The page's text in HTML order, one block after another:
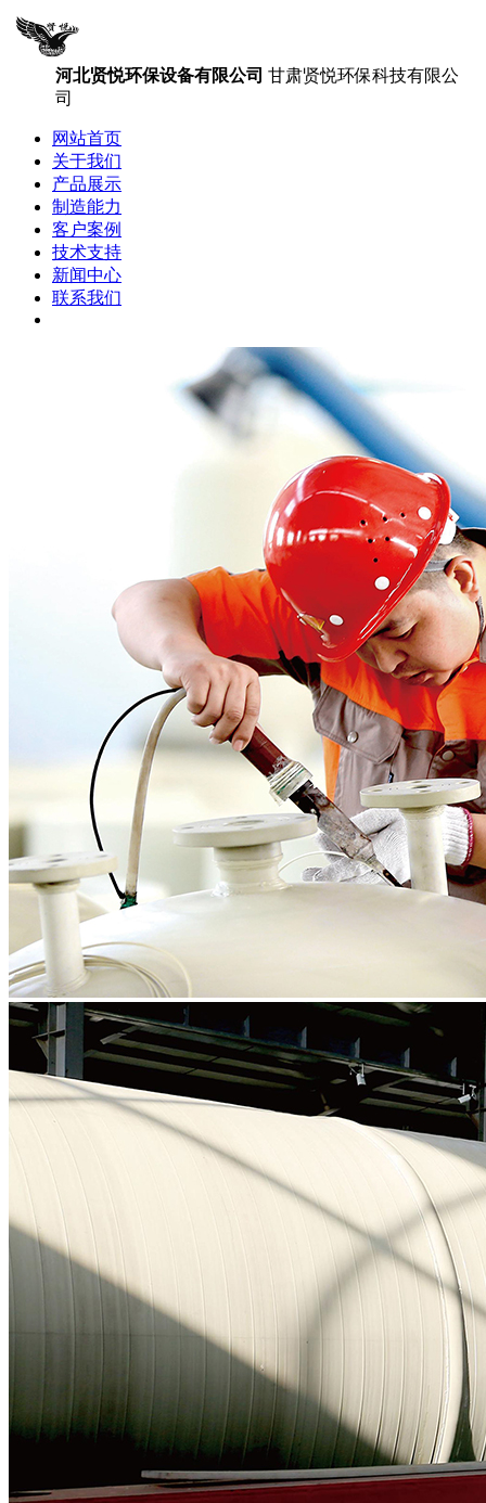
河北贤悦环保设备有限公司 甘肃贤悦环保科技有限公
司
网站首页
关于我们
产品展示
制造能力
客户案例
技术支持
新闻中心
联系我们